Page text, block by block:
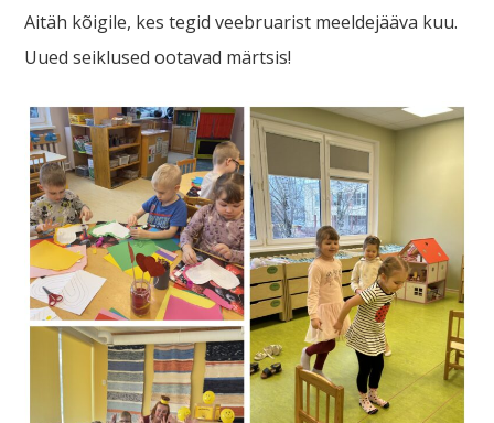
Aitäh kõigile, kes tegid veebruarist meeldejääva kuu.
Uued seiklused ootavad märtsis!